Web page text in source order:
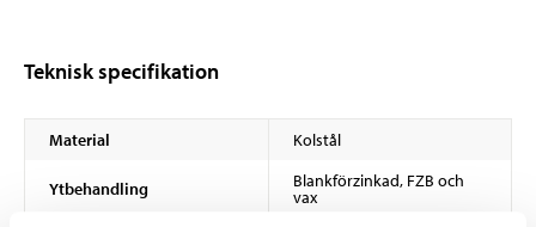
Teknisk specifikation
Material Kolstål
Ytbehandling Blankförzinkad, FZB och
vax